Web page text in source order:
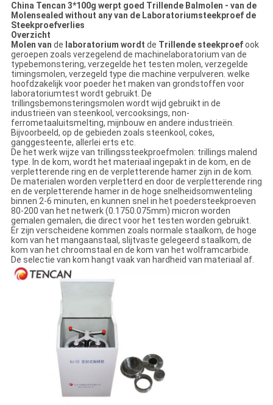
China Tencan 3*100g werpt goed Trillende Balmolen - van de
Molensealed without any van de Laboratoriumsteekproef de
Steekproefverlies
Overzicht
Molen van de laboratorium wordt de Trillende steekproefook
geroepen zoals verzegelend de machinelaboratorium van de
typebemonstering, verzegelde het testen molen, verzegelde
timingsmolen, verzegeld type die machine verpulveren. welke
hoofdzakelijk voor poeder het maken van grondstoffen voor
laboratoriumtest wordt gebruikt. De
trillingsbemonsteringsmolen wordt wijd gebruikt in de
industrieën van steenkool, vercooksings, non-
ferrometaaluitsmelting, mijnbouw en andere industrieën.
Bijvoorbeeld, op de gebieden zoals steenkool, cokes,
ganggesteente, allerlei erts etc.
De het werk wijze van trillingssteekproefmolen: trillings malend
type. In de kom, wordt het materiaal ingepakt in de kom, en de
verpletterende ring en de verpletterende hamer zijn in de kom.
De materialen worden verpletterd en door de verpletterende ring
en de verpletterende hamer in de hoge snelheidsomwenteling
binnen 2-6 minuten, en kunnen snel in het poedersteekproeven
80-200 van het netwerk (0.1750.075mm) micron worden
gemalen gemalen, die direct voor het testen worden gebruikt.
Er zijn verscheidene kommen zoals normale staalkom, de hoge
kom van het mangaanstaal, slijtvaste gelegeerd staalkom, de
kom van het chroomstaal en de kom van het wolframcarbide.
De selectie van kom hangt vaak van hardheid van materiaal af.